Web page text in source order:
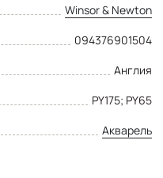
Winsor & Newton
094376901504
Англия
PY175; PY65
Акварель